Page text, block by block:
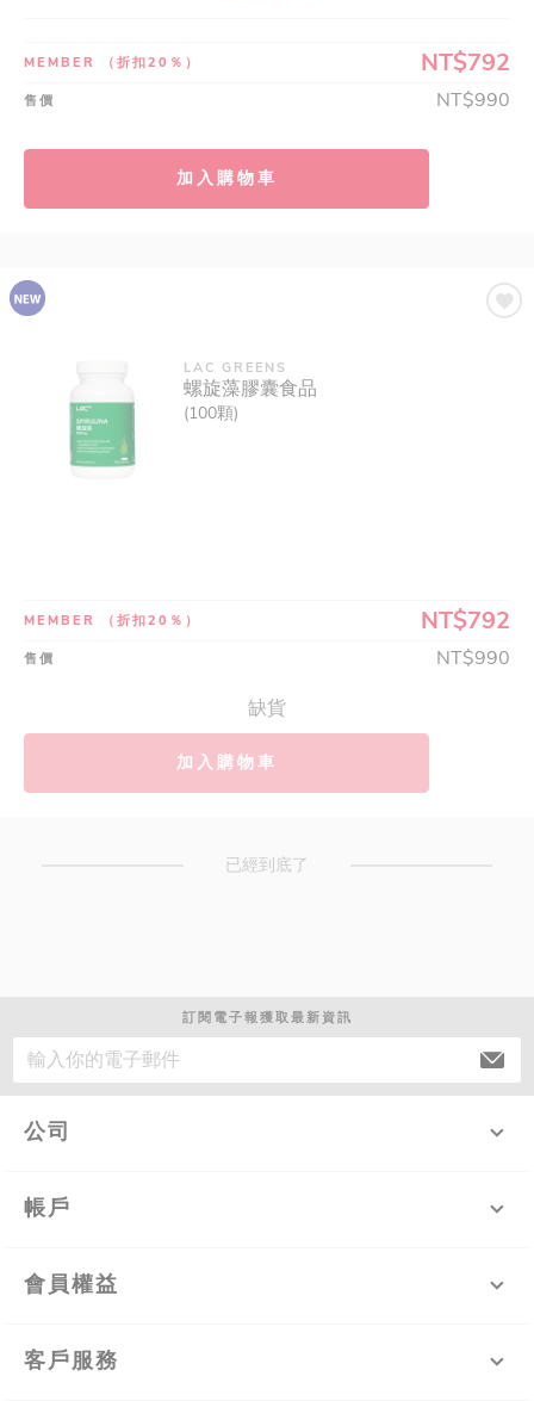
MEMBER （折扣20％） NT$792
售價 NT$990
加入購物車
LAC GREENS
螺旋藻膠囊食品
(100顆)
MEMBER （折扣20％） NT$792
售價
NT$990
缺貨
加入購物車
已經到底了
訂閱電子報獲取最新資訊
公司
帳戶
會員權益
客戶服務